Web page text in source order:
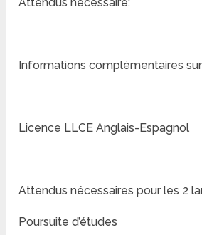
Informations complémentaires
Licence LLCE Anglais-Espagnol
Attendus nécessaires pour les 2
Poursuite d’études